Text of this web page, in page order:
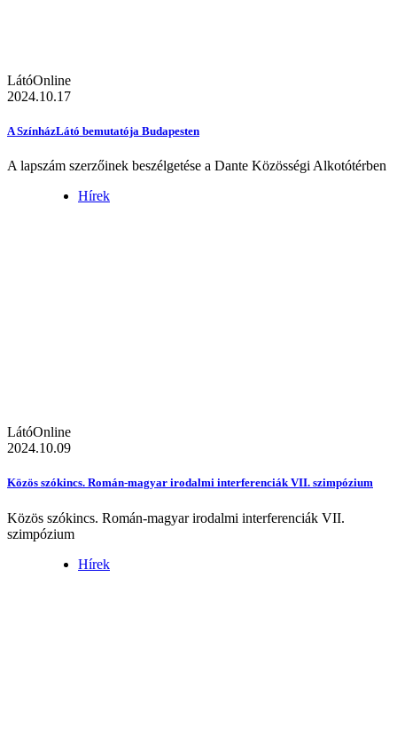
LátóOnline
2024.10.17
A SzínházLátó bemutatója Budapesten
A lapszám szerzőinek beszélgetése a Dante Közösségi Alkotótérben
Hírek
LátóOnline
2024.10.09
Közös szókincs. Román-magyar irodalmi interferenciák VII. szimpózium
Közös szókincs. Román-magyar irodalmi interferenciák VII.
szimpózium
Hírek